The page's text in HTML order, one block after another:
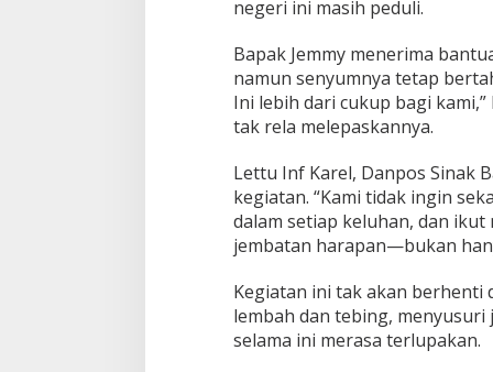
negeri ini masih peduli.
Bapak Jemmy menerima
namun senyumnya tetap
Ini lebih dari cukup bagi
tak rela melepaskannya.
Lettu Inf Karel, Danpos Sinak
kegiatan. “Kami tidak ingin
dalam setiap keluhan, dan
jembatan harapan—bukan
Kegiatan ini tak akan berhenti
lembah dan tebing,
selama ini merasa terlupakan.